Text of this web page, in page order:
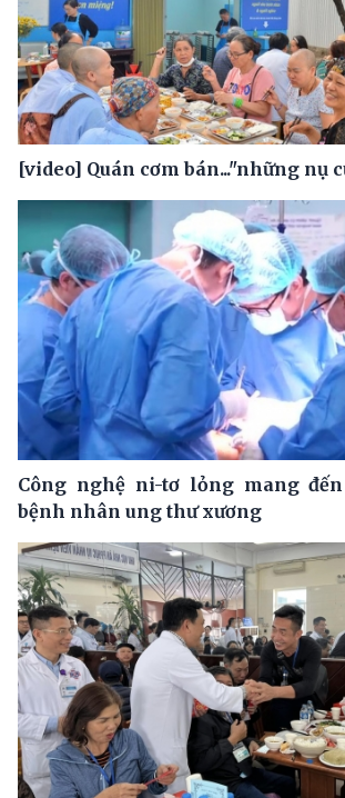
[video] Quán cơm bán..."những nụ
Công nghệ ni-tơ lỏng mang
bệnh nhân ung thư xương